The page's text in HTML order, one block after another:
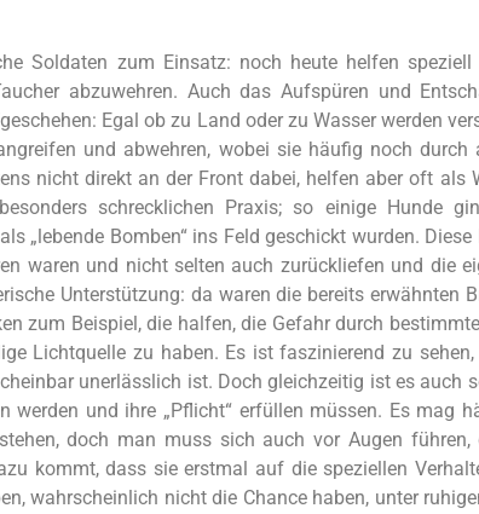
Soldaten zum Einsatz: noch heute helfen speziell
abzuwehren. Auch das Aufspüren und
Egal ob zu Land oder zu Wasser werden
und abwehren, wobei sie häufig noch
nicht direkt an der Front dabei, helfen aber oft als
schrecklichen Praxis; so einige Hunde
„lebende Bomben“ ins Feld geschickt wurden.
waren und nicht selten auch zurückliefen und die
Unterstützung: da waren die bereits erwähnten
zum Beispiel, die halfen, die Gefahr durch
Lichtquelle zu haben. Es ist faszinierend zu
unerlässlich ist. Doch gleichzeitig ist es auch
werden und ihre „Pflicht“ erfüllen müssen. Es mag
doch man muss sich auch vor Augen
kommt, dass sie erstmal auf die speziellen
wahrscheinlich nicht die Chance haben, unter